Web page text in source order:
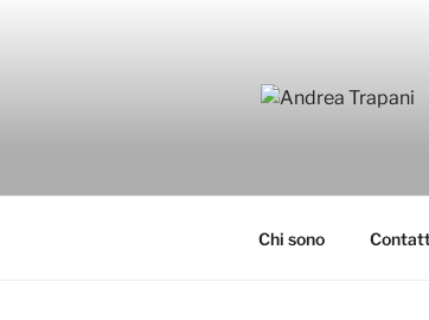
Chi sono